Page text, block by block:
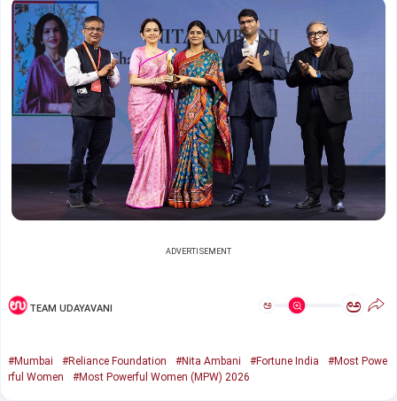
ADVERTISEMENT
TEAM UDAYAVANI ಅ ಅ
#Mumbai #Reliance Foundation #Nita Ambani #Fortune India
#Most Powe
rful Women
#Most Powerful Women (MPW) 2026